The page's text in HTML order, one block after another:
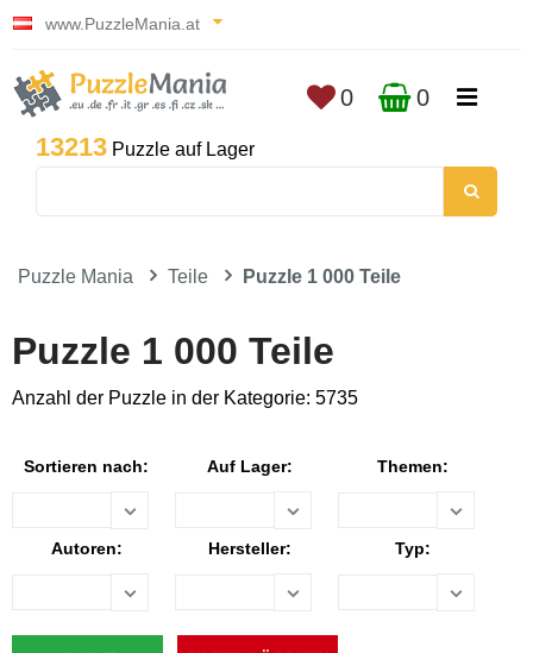
www.PuzzleMania.at
13213 Puzzle auf Lager
0 0
Puzzle Mania Teile Puzzle 1 000 Teile
Puzzle 1 000 Teile
Anzahl der Puzzle in der Kategorie: 5735
Sortieren nach: Auf Lager: Themen:
Autoren: Hersteller: Typ: